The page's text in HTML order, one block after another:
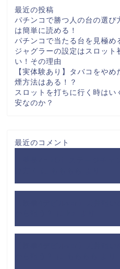
最近の投稿
パチンコで勝つ人の台の選び
は簡単に読める！
パチンコで当たる台を見極め
ジャグラーの設定はスロット
い！その理由
【実体験あり】タバコをや
煙方法はある！？
スロットを打ちに行く時はい
安なのか？
最近のコメント